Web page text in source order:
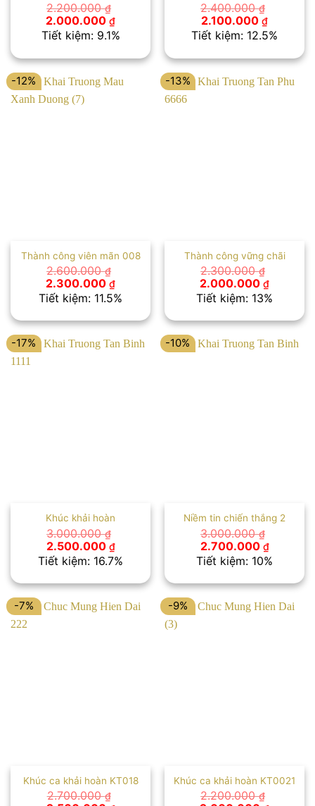
2.200.000₫
Giá
gốc
là:
2.000.000 ₫Giá
hiện
tại
2.000.000 ₫.
Tiết kiệm: 9.1%
2.400.000₫
Giá
gốc
là:
2.100.000 ₫Giá
hiện
tại
Tiết kiệm: 12.5%
-12%
Thành công viên mãn 008
2.600.000₫
Giá
gốc
là:
2.300.000 ₫Giá
hiện
tại
2.300.000 ₫.
Tiết kiệm: 11.5%
-13%
Thành công vững chãi
2.300.000₫
Giá
gốc
là:
2.000.000 ₫Giá
hiện
tại
Tiết kiệm: 13%
-17%
Khúc khải hoàn
3.000.000₫
Giá
gốc
là:
2.500.000 ₫Giá
hiện
tại
2.500.000 ₫.
Tiết kiệm: 16.7%
-10%
Niềm tin chiến thắng 2
3.000.000₫
Giá
gốc
là:
2.700.000 ₫Giá
hiện
tại
Tiết kiệm: 10%
-7%
Khúc ca khải hoàn KT018
2.700.000₫
-9%
Khúc ca khải hoàn KT0021
2.200.000₫